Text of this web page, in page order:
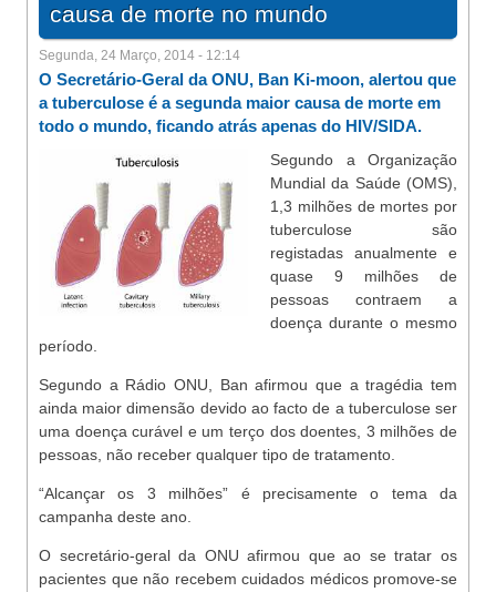
causa de morte no mundo
Segunda, 24 Março, 2014 - 12:14
O Secretário-Geral da ONU, Ban Ki-moon, alertou que
a tuberculose é a segunda maior causa de morte em
todo o mundo, ficando atrás apenas do HIV/SIDA.
Segundo a Organização
Mundial da Saúde (OMS),
1,3 milhões de mortes por
tuberculose são
registadas anualmente e
quase 9 milhões de
pessoas contraem a
doença durante o mesmo
período.
Segundo a Rádio ONU, Ban afirmou que a tragédia tem
ainda maior dimensão devido ao facto de a tuberculose ser
uma doença curável e um terço dos doentes, 3 milhões de
pessoas, não receber qualquer tipo de tratamento.
“Alcançar os 3 milhões” é precisamente o tema da
campanha deste ano.
O secretário-geral da ONU afirmou que ao se tratar os
pacientes que não recebem cuidados médicos promove-se